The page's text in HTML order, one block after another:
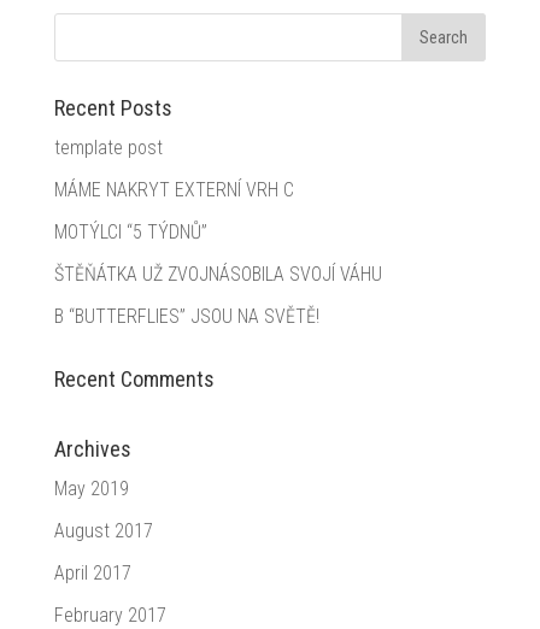
Recent Posts
template post
MÁME NAKRYT EXTERNÍ VRH C
MOTÝLCI “5 TÝDNŮ”
ŠTĚŇÁTKA UŽ ZVOJNÁSOBILA SVOJÍ VÁHU
B “BUTTERFLIES” JSOU NA SVĚTĚ!
Recent Comments
Archives
May 2019
August 2017
April 2017
February 2017